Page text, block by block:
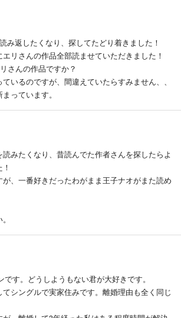
み返したくなり、探してたどり着きました！
リさんの作品全部読ませていただきました！
さんの作品ですか？
いるのですが、間違えていたらすみません、、
っています。
みたくなり、昔読んでた作者さんを探したらよ
が、一番好きだったわがまま王子ナオがまた読め
す。どうしようもない君が大好きです。
シングルで実家住みです。離婚理由も全く同じ